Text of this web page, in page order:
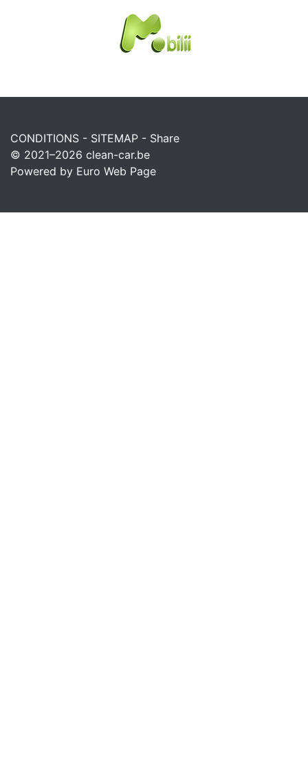
CONDITIONS - SITEMAP - Share
© 2021–2026 clean-car.be
Powered by Euro Web Page